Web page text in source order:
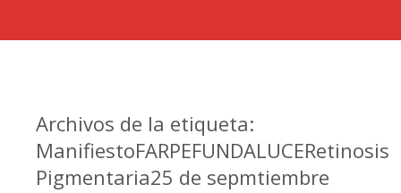
Archivos de la etiqueta:
ManifiestoFARPEFUNDALUCERetinosis
Pigmentaria25 de sepmtiembre